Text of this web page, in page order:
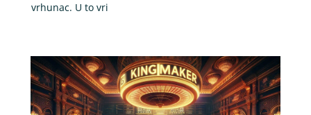
vrhunac. U to vri